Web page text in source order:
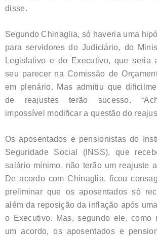
disse.
Segundo Chinaglia, só haveria uma
para servidores do Judiciário, do
Legislativo e do Executivo, que seria
seu parecer na Comissão de
em plenário. Mas admitiu que
de reajustes terão sucesso.
impossível modificar a questão do
Os aposentados e pensionistas do
Seguridade Social (INSS), que
salário mínimo, não terão um reajuste
De acordo com Chinaglia, ficou
preliminar que os aposentados só
além da reposição da inflação após
o Executivo. Mas, segundo ele, como
um acordo, os aposentados e